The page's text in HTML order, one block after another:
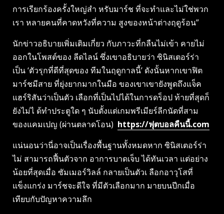
การเรียกร้องครั้งใหญ่สํา หรับมาร์ช ที่จะทําและไม่ใช่พวก
เรา หลายคนที่คาดหวังที่ความ สูงของหน้าต่างฤดูร้อน”
นักข่าวอธิบายเพิ่มเติมเกี่ยว กับภาวะที่กลืนไม่เข้า คายไม่
ออกในโพสต์ของ ลีดไลน์ ซึ่งเขาอธิบายว่า ซินิสเตอร์ร่า
เป็น ‘ตัวรุกที่ดีที่สุดของ ทีมในฤดูกาลนี้’ ดังนั้นหากเขาฟิต
มาร์ชมีสาย ที่ยุ่งยากมากในมือ ของเขาเขายังพูดถึงแจ็ค
แฮร์ริสันว่าเป็นตัว เลือกที่เป็นไปได้ในการดร็อป ท้ายที่สุดก็
ยังไม่ไ ด้ทําประตูใด ๆ นับตั้งแต่เกมพรีเมียร์ลีกนัดที่สาม
ของแคมเปญ (ผ่านตลาดโอน) https://ฟุตบอลคืนนี้.com
แน่นอนว่านี่อาจเป็นเรื่องพื้นฐานทั้งหมดหาก ซินิสเตอร์ร่า
ไม่ สามารถฟื้นตัวจาก อาการบาดเจ็บ ได้ทันเวลา แต่อย่าง
น้อยที่สุดเมื่อ ซัมเมอร์วิลล์ กลายเป็นตัวเ ลือกอาวุโสที่
แข็งแกร่ง มาร์ชจะดีใจ ที่มีตัวเลือกมาก มายบนปีกเมื่อ
เทียบกับปัญหาความลึก